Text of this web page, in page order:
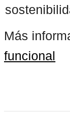
Más
funcional